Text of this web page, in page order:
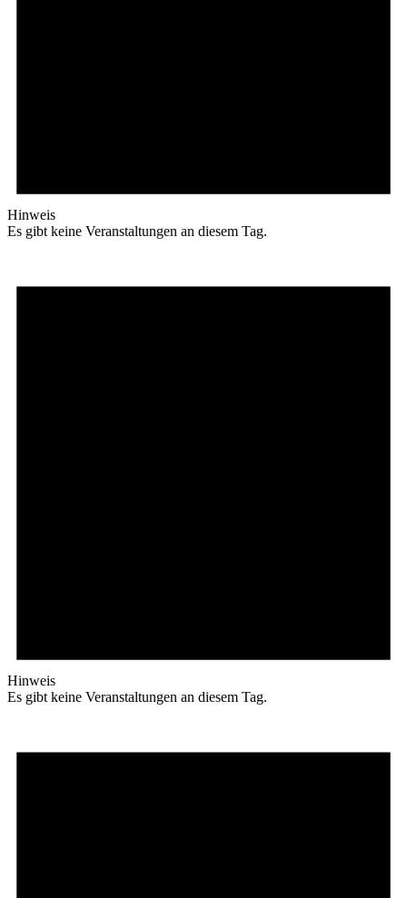
Hinweis
Es gibt keine Veranstaltungen an diesem Tag.
Hinweis
Es gibt keine Veranstaltungen an diesem Tag.